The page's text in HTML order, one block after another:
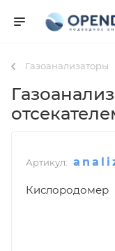
Газоанализаторы
Артикул:
Кислородомер